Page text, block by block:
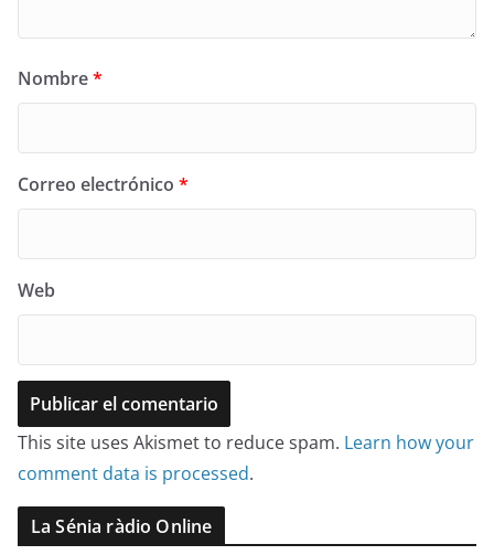
Nombre*
Correo electrónico *
Web
This site uses Akismet to reduce spam. Learn how your
comment data is processed.
La Sénia ràdio Online